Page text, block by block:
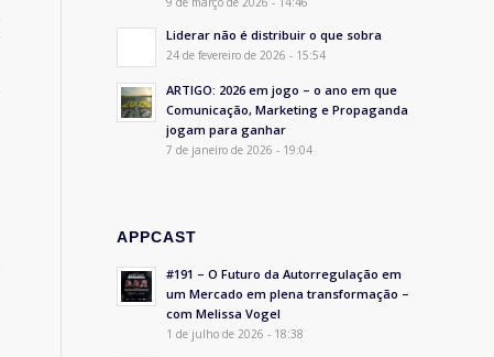
Liderar não é distribuir o que sobra
24 de fevereiro de 2026 - 15:54
ARTIGO: 2026 em jogo – o ano em que
Comunicação, Marketing e Propaganda
jogam para ganhar
7 de janeiro de 2026 - 19:04
APPCAST
#191 – O Futuro da Autorregulação em
um Mercado em plena transformação –
com Melissa Vogel
1 de julho de 2026 - 18:38